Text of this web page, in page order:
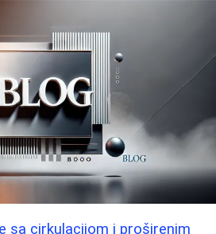
sa cirkulacijom i proširenim